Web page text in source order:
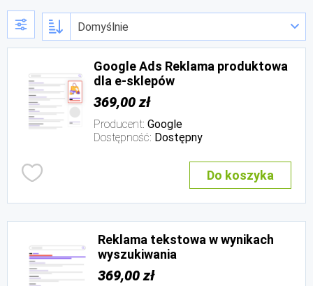
Google Ads Reklama produktowa
dla e-sklepów
369,00 zł
Producent: Google
Dostępność: Dostępny
Do koszyka
Reklama tekstowa w wynikach
wyszukiwania
369,00 zł